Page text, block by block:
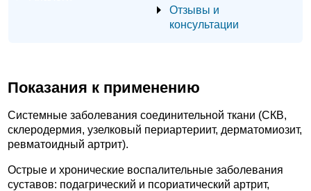
Отзывы и
консультации
Показания к применению
Системные заболевания соединительной ткани (СКВ,
склеродермия, узелковый периартериит, дерматомиозит,
ревматоидный артрит).
Острые и хронические воспалительные заболевания
суставов: подагрический и псориатический артрит,